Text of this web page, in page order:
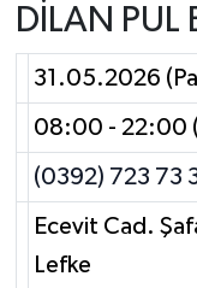
DİLAN PUL
31.05.2026
08:00 - 22:00
(0392) 723 73
Ecevit Cad.
Lefke